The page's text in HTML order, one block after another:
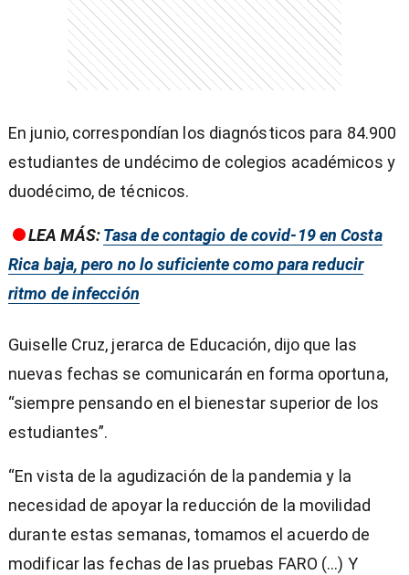
En junio, correspondían los diagnósticos para 84.900
estudiantes de undécimo de colegios académicos y
duodécimo, de técnicos.
LEA MÁS:Tasa de contagio de covid-19 en Costa
Rica baja, pero no lo suficiente como para reducir
ritmo de infección
Guiselle Cruz, jerarca de Educación, dijo que las
nuevas fechas se comunicarán en forma oportuna,
“siempre pensando en el bienestar superior de los
estudiantes”.
“En vista de la agudización de la pandemia y la
necesidad de apoyar la reducción de la movilidad
durante estas semanas, tomamos el acuerdo de
modificar las fechas de las pruebas FARO (…) Y